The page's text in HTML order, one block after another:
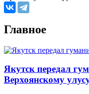
Главное
Якутск передал
Верхоянскому